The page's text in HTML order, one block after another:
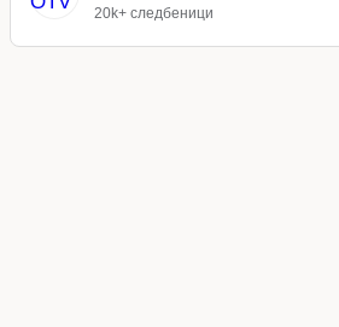
20k+ следбеници